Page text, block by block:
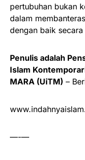
pertubuhan bukan
dalam
dengan baik
Penulis adalah
Islam
MARA (UiTM) –
—-—